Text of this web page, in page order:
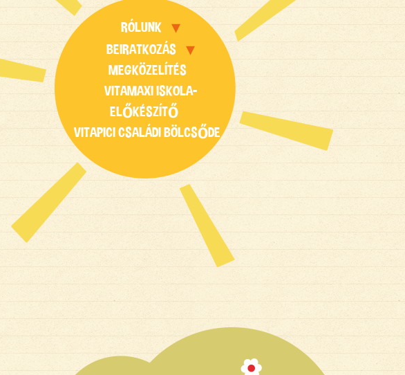
RÓLUNK
BEIRATKOZÁS
MEGKÖZELÍTÉS
VITAMAXI ISKOLA-
ELŐKÉSZÍTŐ
VITAPICI CSALÁDI BÖLCSŐDE